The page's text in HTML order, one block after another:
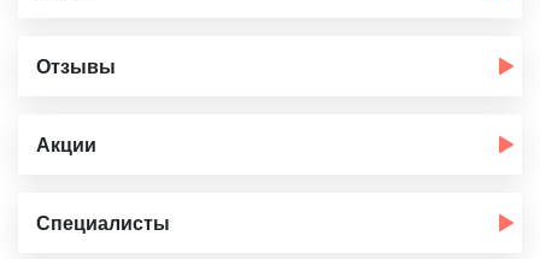
Отзывы
Акции
Специалисты